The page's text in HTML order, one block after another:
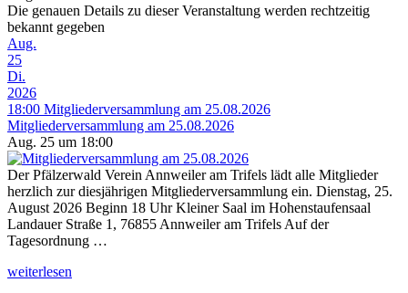
Die genauen Details zu dieser Veranstaltung werden rechtzeitig
bekannt gegeben
Aug.
25
Di.
2026
18:00 Mitgliederversammlung am 25.08.2026
Mitgliederversammlung am 25.08.2026
Aug. 25 um 18:00
Der Pfälzerwald Verein Annweiler am Trifels lädt alle Mitglieder
herzlich zur diesjährigen Mitgliederversammlung ein. Dienstag, 25.
August 2026 Beginn 18 Uhr Kleiner Saal im Hohenstaufensaal
Landauer Straße 1, 76855 Annweiler am Trifels Auf der
Tagesordnung …
„Mitgliederversammlung
weiterlesen